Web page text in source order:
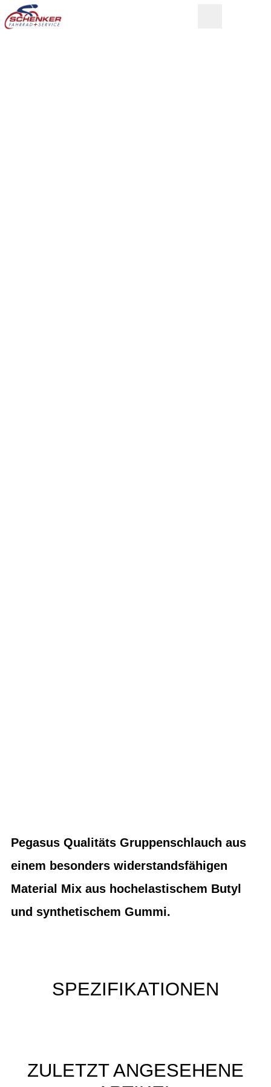
Pegasus Qualitäts Gruppenschlauch aus
einem besonders widerstandsfähigen
Material Mix aus hochelastischem Butyl
und synthetischem Gummi.
SPEZIFIKATIONEN
ZULETZT ANGESEHENE